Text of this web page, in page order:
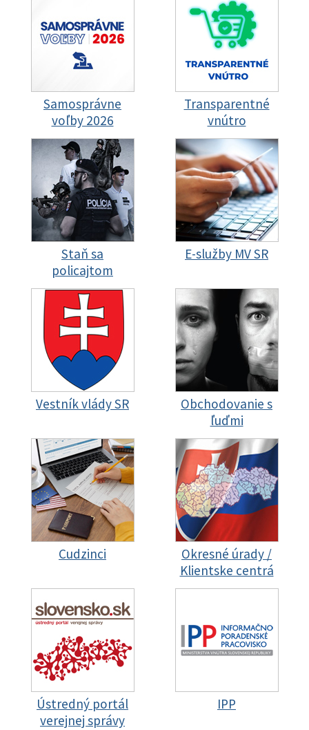
Samosprávne
voľby 2026
Transparentné
vnútro
Staň sa
policajtom
E-služby MV SR
Vestník vlády SR
Obchodovanie s
ľuďmi
Cudzinci
Okresné úrady /
Klientske centrá
Ústredný portál
verejnej správy
IPP